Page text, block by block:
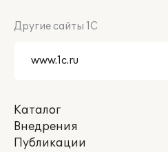
Другие сайты 1С
Каталог
Внедрения
Публикации